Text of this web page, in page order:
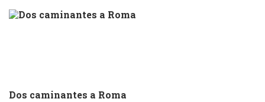
Dos caminantes a Roma